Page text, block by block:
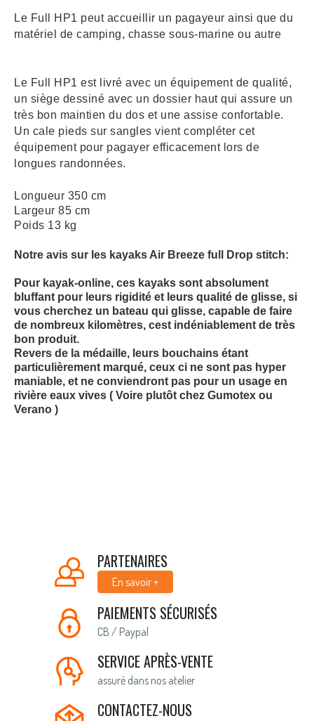
Le Full HP1 peut accueillir un pagayeur ainsi que du
matériel de camping, chasse sous-marine ou autre
Le Full HP1 est livré avec un équipement de qualité,
un siège dessiné avec un dossier haut qui assure un
très bon maintien du dos et une assise confortable.
Un cale pieds sur sangles vient compléter cet
équipement pour pagayer efficacement lors de
longues randonnées.
Longueur 350 cm
Largeur 85 cm
Poids 13 kg
Notre avis sur les kayaks Air Breeze full Drop stitch:
Pour kayak-online, ces kayaks sont absolument
bluffant pour leurs rigidité et leurs qualité de glisse, si
vous cherchez un bateau qui glisse, capable de faire
de nombreux kilomètres, cest indéniablement de très
bon produit.
Revers de la médaille, leurs bouchains étant
particulièrement marqué, ceux ci ne sont pas hyper
maniable, et ne conviendront pas pour un usage en
rivière eaux vives ( Voire plutôt chez Gumotex ou
Verano )
PARTENAIRES
En savoir +
PAIEMENTS SÉCURISÉS
CB / Paypal
SERVICE APRÈS-VENTE
assuré dans nos atelier
CONTACTEZ-NOUS